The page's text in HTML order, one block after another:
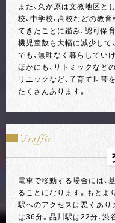
また、久が原は文教地区と
校、中学校、高校などの教
てきたことに鑑み、認可保
機児童数も大幅に減少して
でも、無理なく暮らしてい
ほかにも、リトミックなど
リニックなど、子育て世帯
たくさんあります。
Traffic
電車で移動する場合には、
ることになります。もとよ
駅へのアクセスは悪くあり
は36分。品川駅は22分、渋